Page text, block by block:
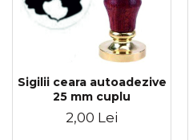
Sigilii ceara autoadezive
25 mm cuplu
2,00 Lei